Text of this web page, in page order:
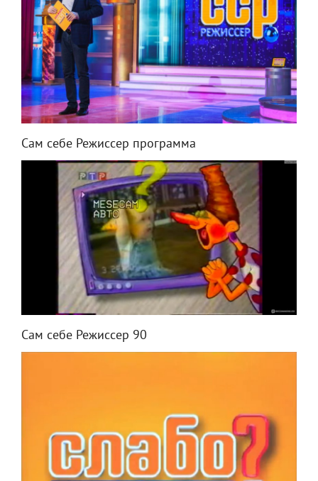
Сам себе Режиссер программа
Сам себе Режиссер 90